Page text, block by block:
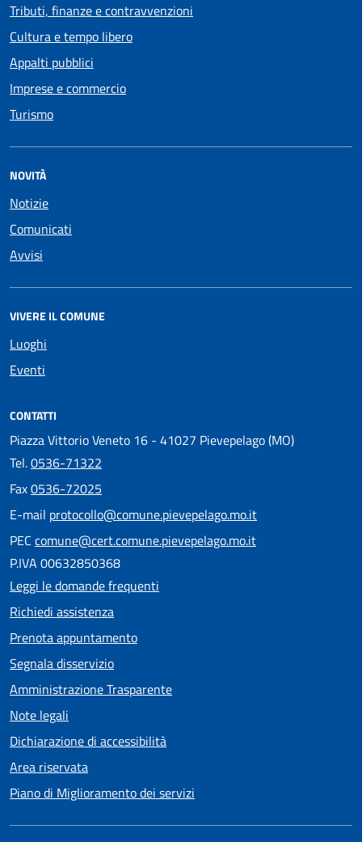
Tributi, finanze e contravvenzioni
Cultura e tempo libero
Appalti pubblici
Imprese e commercio
Turismo
NOVITÀ
Notizie
Comunicati
Avvisi
VIVERE IL COMUNE
Luoghi
Eventi
CONTATTI
Piazza Vittorio Veneto 16 - 41027 Pievepelago (MO)
Tel.0536-71322
Fax0536-72025
E-mail protocollo@comune.pievepelago.mo.it
PEC comune@cert.comune.pievepelago.mo.it
P.IVA 00632850368
Leggi le domande frequenti
Richiedi assistenza
Prenota appuntamento
Segnala disservizio
Amministrazione Trasparente
Note legali
Dichiarazione di accessibilità
Area riservata
Piano di Miglioramento dei servizi